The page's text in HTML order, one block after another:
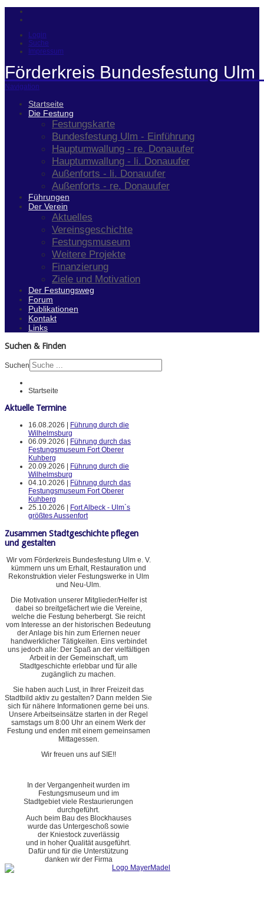
Login
Suche
Impressum
Förderkreis Bundesfestung Ulm
Navigation
Startseite
Die Festung
Festungskarte
Bundesfestung Ulm - Einführung
Hauptumwallung - re. Donauufer
Hauptumwallung - li. Donauufer
Außenforts - li. Donauufer
Außenforts - re. Donauufer
Führungen
Der Verein
Aktuelles
Vereinsgeschichte
Festungsmuseum
Weitere Projekte
Finanzierung
Ziele und Motivation
Der Festungsweg
Forum
Publikationen
Kontakt
Links
Suchen & Finden
Suchen
Startseite
Aktuelle Termine
16.08.2026 |
Führung durch die
Wilhelmsburg
06.09.2026 |
Führung durch das
Festungsmuseum Fort Oberer
Kuhberg
20.09.2026 |
Führung durch die
Wilhelmsburg
04.10.2026 |
Führung durch das
Festungsmuseum Fort Oberer
Kuhberg
25.10.2026 |
Fort Albeck - Ulm`s
größtes Aussenfort
Zusammen Stadtgeschichte pflegen
und gestalten
Wir vom Förderkreis Bundesfestung Ulm e. V.
kümmern uns um Erhalt, Restauration und
Rekonstruktion vieler Festungswerke in Ulm
und Neu-Ulm.
Die Motivation unserer Mitglieder/Helfer ist
dabei so breitgefächert wie die Vereine,
welche die Festung beherbergt. Sie reicht
vom Interesse an der historischen Bedeutung
der Anlage bis hin zum Erlernen neuer
handwerklicher Tätigkeiten. Eins verbindet
uns jedoch alle: Der Spaß an der vielfältigen
Arbeit in der Gemeinschaft, um
Stadtgeschichte erlebbar und für alle
zugänglich zu machen.
Sie haben auch Lust, in Ihrer Freizeit das
Stadtbild aktiv zu gestalten? Dann melden Sie
sich für nähere Informationen gerne bei uns.
Unsere Arbeitseinsätze starten in der Regel
samstags um 8:00 Uhr an einem Werk der
Festung und enden mit einem gemeinsamen
Mittagessen.
Wir freuen uns auf SIE!!
In der Vergangenheit wurden im
Festungsmuseum und im
Stadtgebiet viele Restaurierungen
durchgeführt.
Auch beim Bau des Blockhauses
wurde das Untergeschoß sowie
der Kniestock zuverlässig
und in hoher Qualität ausgeführt.
Dafür und für die Unterstützung
danken wir der Firma